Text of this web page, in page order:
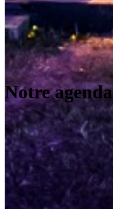
Notre agenda